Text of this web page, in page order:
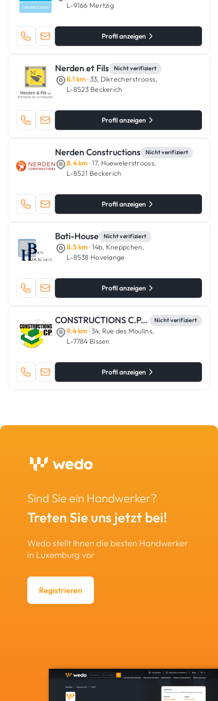
L-9166 Mertzig
Profil anzeigen
Nerden et Fils Nicht verifiziert
8.1 km · 33, Dikrecherstrooss,
L-8523 Beckerich
Profil anzeigen
Nerden Constructions Nicht verifiziert
8.4 km · 17, Huewelerstrooss,
L-8521 Beckerich
Profil anzeigen
Bati-House Nicht verifiziert
8.5 km · 14b, Kneppchen,
L-8538 Hovelange
Profil anzeigen
CONSTRUCTIONS C.P. S.C.A. Nicht verifiziert
9.4 km · 34, Rue des Moulins,
L-7784 Bissen
Profil anzeigen
Sind Sie ein Handwerker?
Treten Sie uns jetzt bei!
Wedo stellt Ihnen die besten Handwerker
in Luxemburg vor
Registrieren